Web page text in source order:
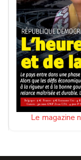
Le magazine